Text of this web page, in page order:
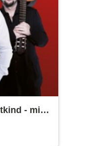
- mit